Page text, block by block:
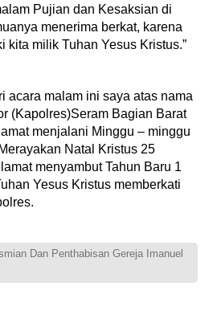
Pujian dan Kesaksian di
menerima berkat, karena
kita milik Tuhan Yesus Kristus.”
acara malam ini saya atas nama
(Kapolres)Seram Bagian Barat
menjalani Minggu – minggu
Natal Kristus 25
menyambut Tahun Baru 1
Yesus Kristus memberkati
Dan Penthabisan Gereja Imanuel